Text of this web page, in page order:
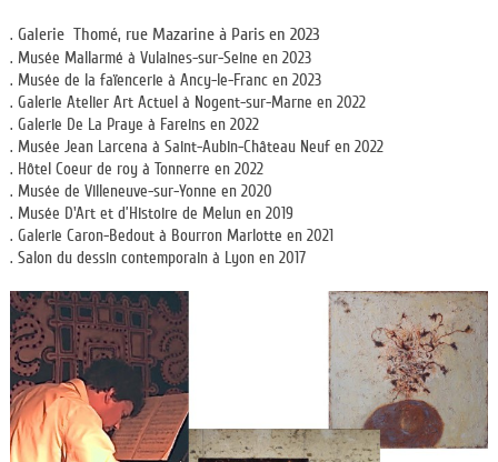
. Galerie Thomé, rue Mazarine à Paris en 2023
. Musée Mallarmé à Vulaines-sur-Seine en 2023
. Musée de la faïencerie à Ancy-le-Franc en 2023
. Galerie Atelier Art Actuel à Nogent-sur-Marne en 2022
. Galerie De La Praye à Fareins en 2022
. Musée Jean Larcena à Saint-Aubin-Château Neuf en 2022
. Hôtel Coeur de roy à Tonnerre en 2022
. Musée de Villeneuve-sur-Yonne en 2020
. Musée D'Art et d’Histoire de Melun en 2019
. Galerie Caron-Bedout à Bourron Marlotte en 2021
. Salon du dessin contemporain à Lyon en 2017